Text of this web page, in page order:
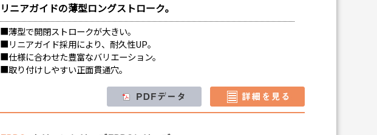
リニアガイドの薄型ロングストローク。
■薄型で開閉ストロークが大きい。
■リニアガイド採用により、耐久性UP。
■仕様に合わせた豊富なバリエーション。
■取り付けしやすい正面貫通穴。